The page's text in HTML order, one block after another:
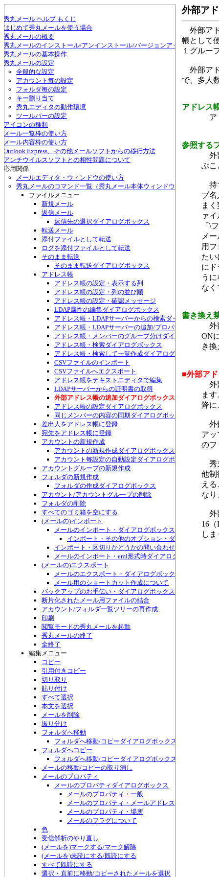
秀丸メール ヘルプ もくじ
はじめて秀丸メールを使う場合
秀丸メールの概要
秀丸メールのインストール/アンインストール/バージョンアップ
秀丸メールの基本操作
秀丸メールの設定
全般的な設定
アカウント毎の設定
フォルダ毎の設定
キー割り当て
秀丸エディタの動作環境
ツールバーの設定
アイコンの種類
メール一覧枠の使い方
メール内容枠の使い方
Outlook Express、その他メールソフトからの移行方法
アンチウイルスソフトとの相性問題について
応用関係
メールエディタ・ウィンドウの使い方
秀丸メールのコマンド一覧（秀丸メール本体ウィンドウ）
ファイルメニュー
新規メール
返信メール
返信先の選択ダイアログボックス
転送メール
添付ファイルとして転送
ログを添付ファイルとして転送
そのまま転送
そのまま転送ダイアログボックス
アドレス帳
アドレス帳の設定・表示する列
アドレス帳の設定・列の並び順
アドレス帳の設定・確認メッセージ
LDAP属性の編集ダイアログボックス
アドレス帳・LDAPサーバーからの検索ダイアログボック
アドレス帳・LDAPサーバーの追加/プロパティダイアロ
アドレス帳・メンバーのグループ分けダイアログボックス
アドレス帳・検索ダイアログボックス
アドレス帳・検索して一覧作成ダイアログボックス
CSVファイルのインポート
CSVファイルへエクスポート
アドレス帳をテキストエディタで編集
LDAPサーバーからの証明書の取得
外部アドレス帳の追加ダイアログボックス
アドレス帳の設定ダイアログボックス
同じメンバーの内容の同期ダイアログボックス
差出人をアドレス帳に登録
宛先をアドレス帳に登録
アカウントの新規作成
アカウントの新規作成ダイアログボックス
アカウント毎設定の自動設定ダイアログボックス
アカウントグループの新規作成
フォルダの新規作成
フォルダの作成ダイアログボックス
アカウント/アカウントグループの削除
フォルダの削除
すべてのゴミ箱を空にする
(メールの)インポート
メールのインポート・ダイアログボックス
インポート・その他のオプション・ダイアログボッ
インポート・区切りかどうかの問い合わせダイアログボ
メールのインポート・eml形式時ダイアログボックス
(メールの)エクスポート
メールのエクスポート・ダイアログボックス
メール用のショートカット作成について
バックアップのお手伝い・ダイアログボックス
断片化されたメール用ファイルの結合
アカウント/フォルダ一覧ツリーの再作成
印刷
閲覧モードの秀丸メールを起動
秀丸メールの終了
全終了
編集メニュー
コピー
引用付きコピー
切り取り
貼り付け
すべて選択
本文を選択
メールを削除
振り分け
フォルダへ移動
フォルダへ移動/コピーダイアログボックス
フォルダへコピー
フォルダへ移動/コピーダイアログボックス
メールの移動/コピーの取り消し
メールのプロパティ
メールのプロパティダイアログボックス
メールのプロパティ・一般
メールのプロパティ・メールアドレス
メールのプロパティ・場所
メールのフラグについて
色
受信解析のやり直し
(メールを)マークする/マーク解除
(メールを)未読にする/既読にする
すべて既読にする
選択・直前に移動/コピーされたメールを選択
外部ア
外部ア
帳として
１グルー
外部ア
で、多人
アドレス
ア
参照する
外
ぶこ
持
ブ
ま
ァ
「\
メ
用
た
に
う
な
書き換え
外
ON
き
■外部ア
外
ま
降
外
ア
のフ
秀
他制
え
なり
外
16
し